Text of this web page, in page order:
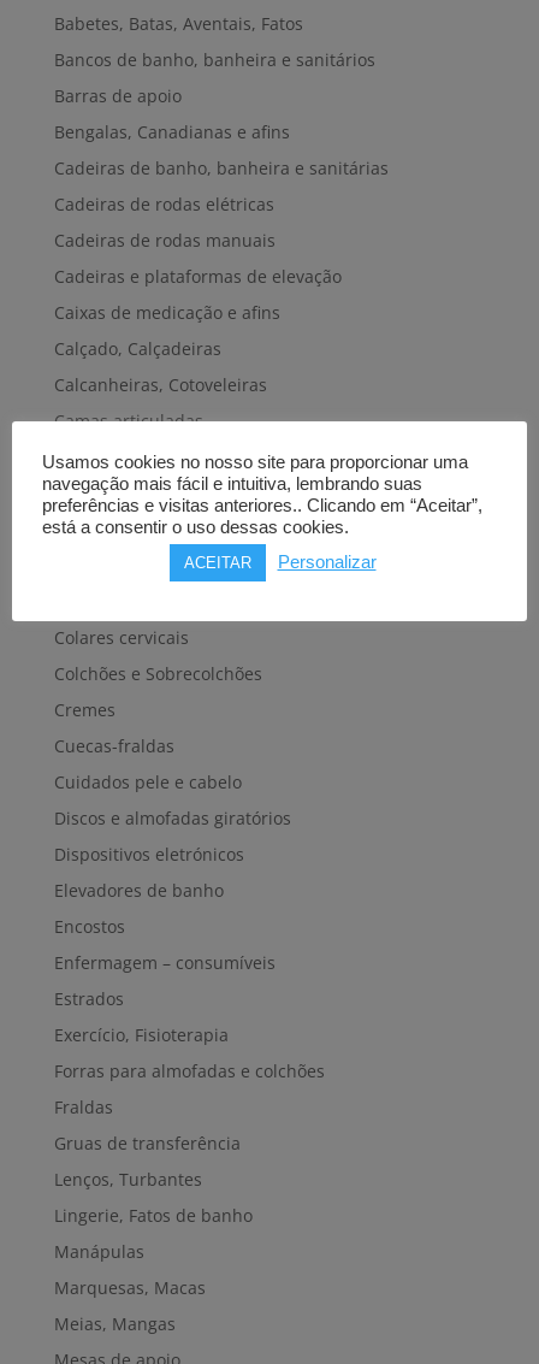
Babetes, Batas, Aventais, Fatos
Bancos de banho, banheira e sanitários
Barras de apoio
Bengalas, Canadianas e afins
Cadeiras de banho, banheira e sanitárias
Cadeiras de rodas elétricas
Cadeiras de rodas manuais
Cadeiras e plataformas de elevação
Caixas de medicação e afins
Calçado, Calçadeiras
Calcanheiras, Cotoveleiras
Camas articuladas
Carros hospitalares
Cestas, Arneses
Cintas e Faixas
Cintos, Coletes e afins
Colares cervicais
Colchões e Sobrecolchões
Cremes
Cuecas-fraldas
Cuidados pele e cabelo
Discos e almofadas giratórios
Dispositivos eletrónicos
Elevadores de banho
Encostos
Enfermagem – consumíveis
Estrados
Exercício, Fisioterapia
Forras para almofadas e colchões
Fraldas
Gruas de transferência
Lenços, Turbantes
Lingerie, Fatos de banho
Manápulas
Marquesas, Macas
Meias, Mangas
Usamos cookies no nosso site para proporcionar uma
navegação mais fácil e intuitiva, lembrando suas
preferências e visitas anteriores.. Clicando em “Aceitar”,
está a consentir o uso dessas cookies.
ACEITAR Personalizar